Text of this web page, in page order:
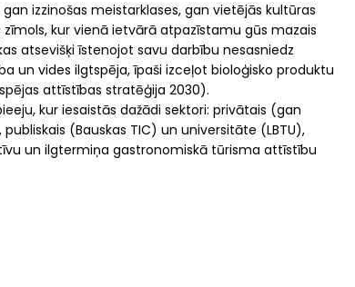
izzinošas meistarklases, gan vietējās kultūras
kur vienā ietvārā atpazīstamu gūs mazais
atsevišķi īstenojot savu darbību nesasniedz
un vides ilgtspēja, īpaši izceļot bioloģisko produktu
attīstības stratēģija 2030).
kur iesaistās dažādi sektori: privātais (gan
(Bauskas TIC) un universitāte (LBTU),
un ilgtermiņa gastronomiskā tūrisma attīstību